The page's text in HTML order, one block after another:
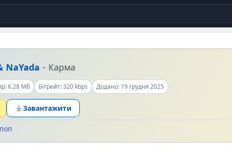
NaYada - Карма
6.28 Мб Бітрейт: 320 kbps Додано: 19 грудня 2025
Завантажити